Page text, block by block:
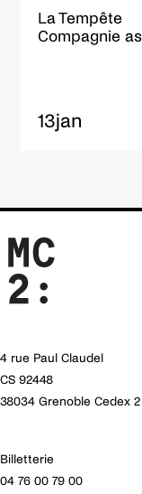
La Tempête
Compagnie
jan
13
4 rue Paul Claudel
CS 92448
38034 Grenoble Cedex 2
Billetterie
04 76 00 79 00